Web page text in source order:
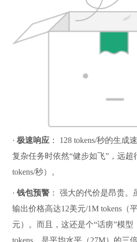
· 极速响应： 128 tokens/秒的生成
复杂任务时依然“健步如飞”，远超
tokens/秒）。
· 钱包预警： 强大的代价是昂贵。
输出价格高达12美元/1M tokens（
元）。而且，这还是个“话痨”模